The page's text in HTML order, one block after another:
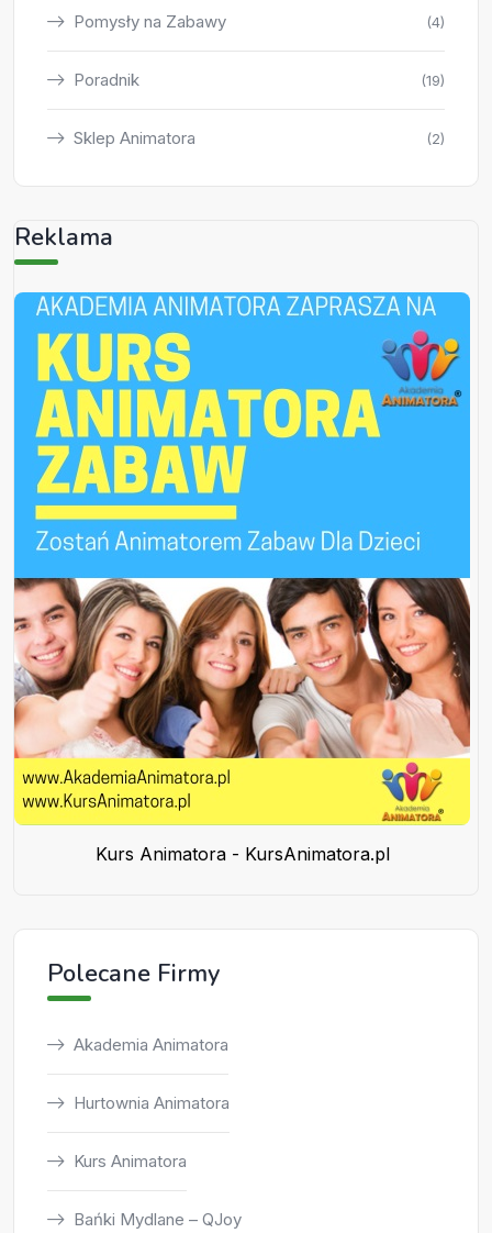
Pomysły na Zabawy (4)
Poradnik (19)
Sklep Animatora (2)
Reklama
Kurs Animatora - KursAnimatora.pl
Polecane Firmy
Akademia Animatora
Hurtownia Animatora
Kurs Animatora
Bańki Mydlane – QJoy